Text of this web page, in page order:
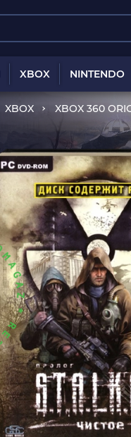
XBOX NINTENDO
XBOX XBOX 360